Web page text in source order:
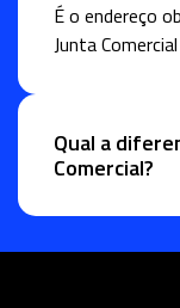
É o endereço
Junta
Qual a
Comercial?